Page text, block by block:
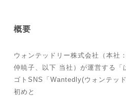
概要
ウォンテッドリー株式会社（本社
仲暁子、以下 当社）が運営する「
ゴトSNS「Wantedly(ウォンテッ
初めと